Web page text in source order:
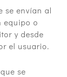
se envían al
equipo o
y desde
el usuario.
se